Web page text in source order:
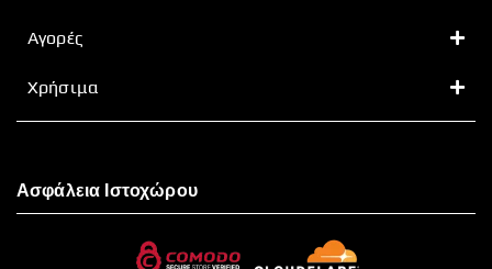
Αγορές
Χρήσιμα
Ασφάλεια Ιστοχώρου